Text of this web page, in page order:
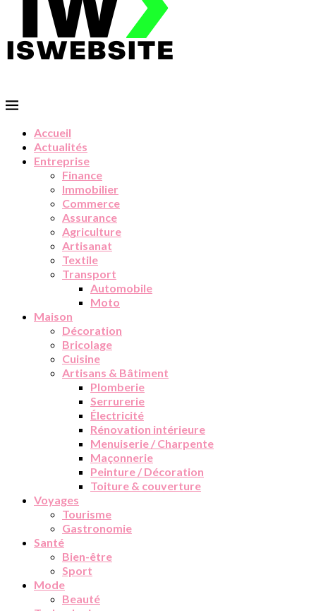
Accueil
Actualités
Entreprise
Finance
Immobilier
Commerce
Assurance
Agriculture
Artisanat
Textile
Transport
Automobile
Moto
Maison
Décoration
Bricolage
Cuisine
Artisans & Bâtiment
Plomberie
Serrurerie
Électricité
Rénovation intérieure
Menuiserie / Charpente
Maçonnerie
Peinture / Décoration
Toiture & couverture
Voyages
Tourisme
Gastronomie
Santé
Bien-être
Sport
Mode
Beauté